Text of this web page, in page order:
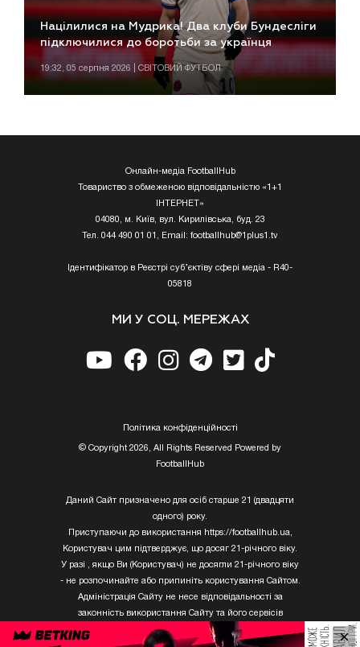
Націлилися на Мудрика! Два клуби Бундесліги
підключилися до боротьби за українця
19:32, 05 серпня 2026 | СВІТОВИЙ ФУТБОЛ
Онлайн-медіа FootballHub
Товариство з обмеженою відповідальністю «1+1
ІНТЕРНЕТ»
04080, м. Київ, вул. Кирилівська, буд. 23
Тел. 044 490 01 01, Email: footballhub@1plus1.tv
Ідентифікатор в Реєстрі суб’єктіву сфері медіа - R40-
05818
МИ У СОЦ. МЕРЕЖАХ
Полiтика конфiденцiйностi
© Copyright 2026, All Rights Reserved Powered by
FootballHub
Даний Сайт призначено для осіб старше 21 (двадцяти
одного) року.
Приступаючи до використання https://footballhub.ua,
Користувач цим підтверджує, що досяг 21-річного віку.
У разі , якщо Ви (Користувач) не досягли 21-річного віку
- не розпочинайте або припиніть користування Сайтом.
Адміністрація Сайту не несе відповідальності за
законність використання Сайту та його сервісів
Користувачем, який не досяг 21-річного віку.
×